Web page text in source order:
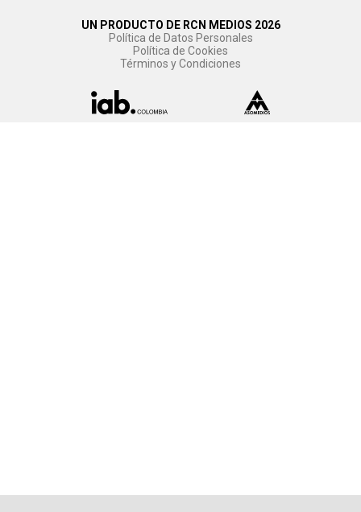
UN PRODUCTO DE RCN MEDIOS 2026
Política de Datos Personales
Política de Cookies
Términos y Condiciones